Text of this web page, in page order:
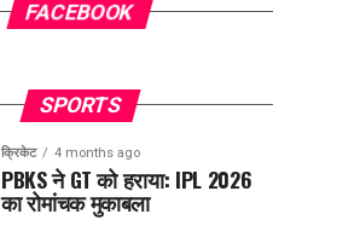
FACEBOOK
SPORTS
क्रिकेट 4 months ago
PBKS ने GT को हराया: IPL 2026
का रोमांचक मुकाबला